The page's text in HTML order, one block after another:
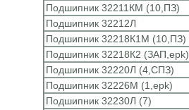
Подшипник 32211КМ (10,ПЗ)
Подшипник 32212Л
Подшипник 32218К1М (10,ПЗ)
Подшипник 32218К2 (ЗАП,epk)
Подшипник 32220Л (4,СПЗ)
Подшипник 32226М (1,epk)
Подшипник 32230Л (7)